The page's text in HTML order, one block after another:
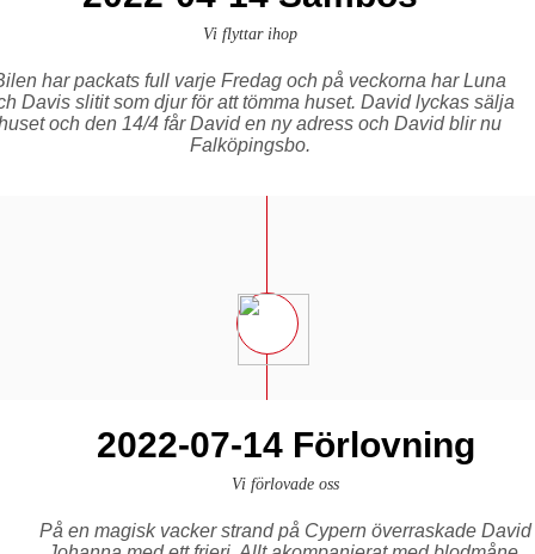
Vi flyttar ihop
har packats full varje Fredag och på veckorna har Luna
Davis slitit som djur för att tömma huset. David lyckas sälja
och den 14/4 får David en ny adress och David blir nu
Falköpingsbo.
2022-07-14 Förlovning
Vi förlovade oss
På en magisk vacker strand på Cypern överraskade David